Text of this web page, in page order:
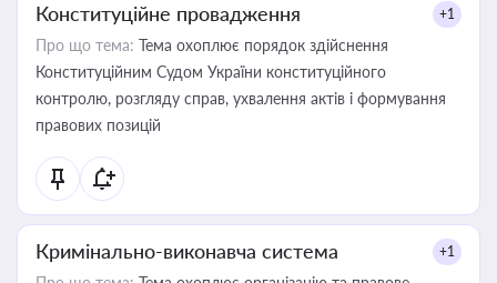
Конституційне провадження +1
Про що тема: Тема охоплює порядок здійснення
Конституційним Судом України конституційного
контролю, розгляду справ, ухвалення актів і формування
правових позицій
Кримінально-виконавча система +1